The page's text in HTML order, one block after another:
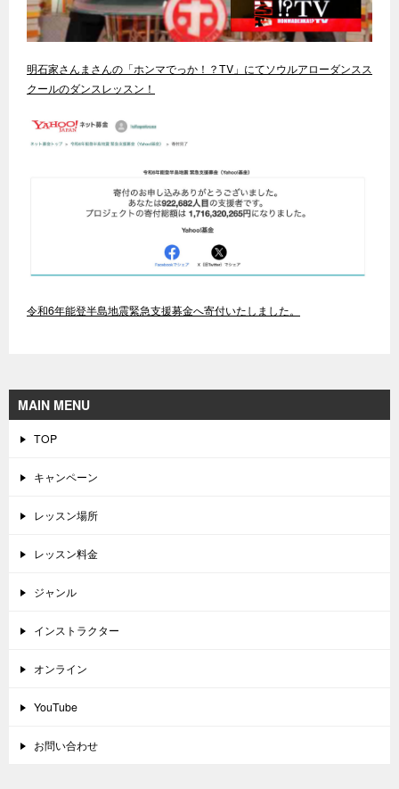
明石家さんまさんの「ホンマでっか！？TV」にてソウルアローダンスス
クールのダンスレッスン！
令和6年能登半島地震緊急支援募金へ寄付いたしました。
MAIN MENU
TOP
キャンペーン
レッスン場所
レッスン料金
ジャンル
インストラクター
オンライン
YouTube
お問い合わせ